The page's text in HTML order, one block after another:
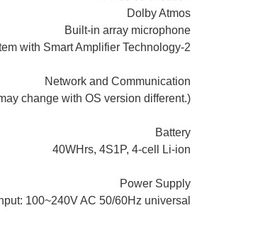
Dolby Atmos
Built-in array microphone
2-speaker system with Smart Amplifier Technology
Network and Communication
change with OS version different.)
Battery
40WHrs, 4S1P, 4-cell Li-ion
Power Supply
100~240V AC 50/60Hz universal